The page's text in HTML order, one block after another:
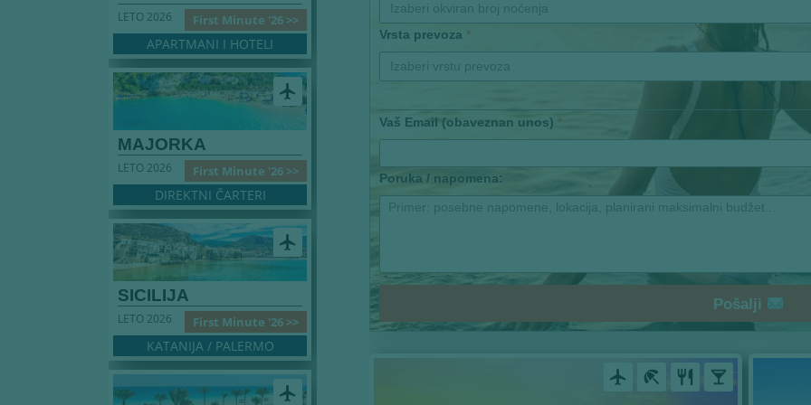
Izaberi okviran broj noćenja
Vrsta prevoza *
Izaberi vrstu prevoza
Vaš Email (obaveznan unos) *
Poruka / napomena:
Pošalji
airplanemode_active beach_access restaurant local_bar
First Minute '26 >>
LETO 2026
APARTMANI I HOTELI
airplanemode_active
MAJORKA
First Minute '26 >>
LETO 2026
DIREKTNI ČARTERI
airplanemode_active
SICILIJA
First Minute '26 >>
LETO 2026
KATANIJA / PALERMO
airplanemode_active